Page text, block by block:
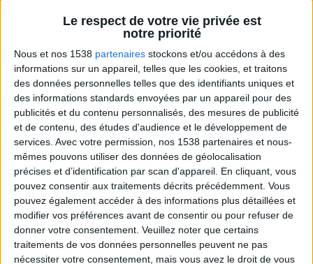
Le respect de votre vie privée est
notre priorité
Nous et nos 1538 partenaires stockons et/ou accédons à des
informations sur un appareil, telles que les cookies, et traitons
des données personnelles telles que des identifiants uniques et
des informations standards envoyées par un appareil pour des
publicités et du contenu personnalisés, des mesures de publicité
et de contenu, des études d'audience et le développement de
services. Avec votre permission, nos 1538 partenaires et nous-
mêmes pouvons utiliser des données de géolocalisation
précises et d’identification par scan d'appareil. En cliquant, vous
pouvez consentir aux traitements décrits précédemment. Vous
pouvez également accéder à des informations plus détaillées et
modifier vos préférences avant de consentir ou pour refuser de
donner votre consentement. Veuillez noter que certains
traitements de vos données personnelles peuvent ne pas
nécessiter votre consentement, mais vous avez le droit de vous
Combien de kilos souhaitez-vous perdre ?
Moins de
5 kilos
De 5 à 10
kilos
Plus de
10 kilos
Service-client & Motivation Voir tout
Les équipes du Service-client et de la
Communauté Savoir Maigrir vous aident
chaque semaine à vous rapprocher
sereinement de votre objectif minceur.